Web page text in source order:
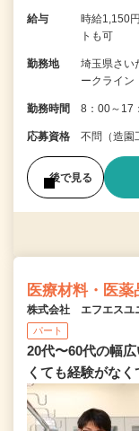
給与
時給1,150
トも可
勤務地
埼玉県さい
ークライン
勤務時間 8：00～17
応募資格 不問（造園
後で見る
医療材料・医
株式会社 エフエスユ
パート
20代〜60代の幅
くても経験がな